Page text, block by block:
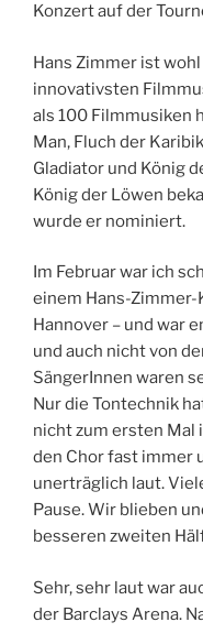
Konzert auf der
Hans Zimmer ist
innovativsten
als 100 Filmmusiken
Man, Fluch der
Gladiator und König
König der Löwen
wurde er nominiert.
Im Februar war ich
einem Hans-
Hannover – und war
und auch nicht von
SängerInnen waren
Nur die Tontechnik
nicht zum ersten Mal
den Chor fast immer
unerträglich laut.
Pause. Wir blieben
besseren zweiten
Sehr, sehr laut war
der Barclays Arena.